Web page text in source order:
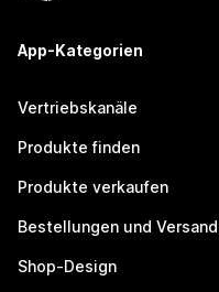
App-Kategorien
Vertriebskanäle
Produkte finden
Produkte verkaufen
Bestellungen und Versand
Shop-Design